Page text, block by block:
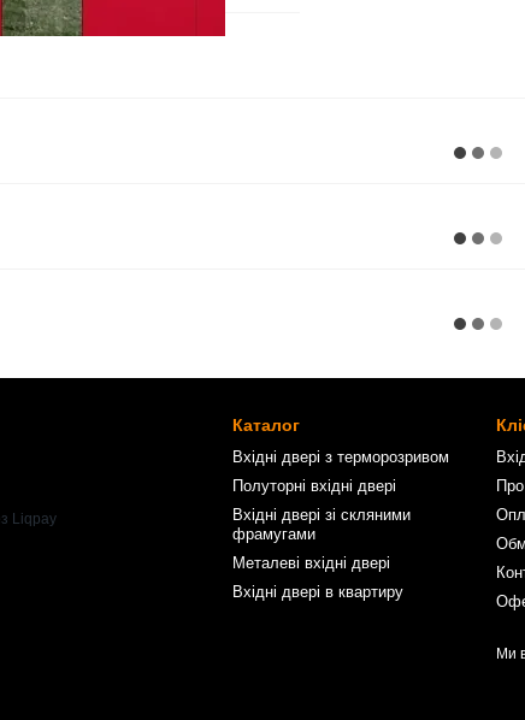
Каталог
Вхідні двері з терморозривом
Полуторні вхідні двері
Вхідні двері зі скляними
фрамугами
Металеві вхідні двері
Вхідні двері в квартиру
Ми